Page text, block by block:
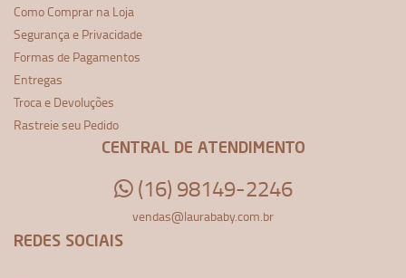
Como Comprar na Loja
Segurança e Privacidade
Formas de Pagamentos
Entregas
Troca e Devoluções
Rastreie seu Pedido
CENTRAL DE ATENDIMENTO
(16) 98149-2246
vendas@laurababy.com.br
REDES SOCIAIS